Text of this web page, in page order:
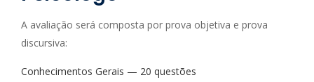
A avaliação será composta por prova objetiva e prova
discursiva:
Conhecimentos Gerais — 20 questões